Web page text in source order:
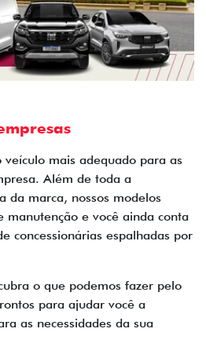
mais adequado para as
Além de toda a
da marca, nossos modelos
manutenção e você ainda conta
concessionárias espalhadas por
o que podemos fazer pelo
para ajudar você a
as necessidades da sua